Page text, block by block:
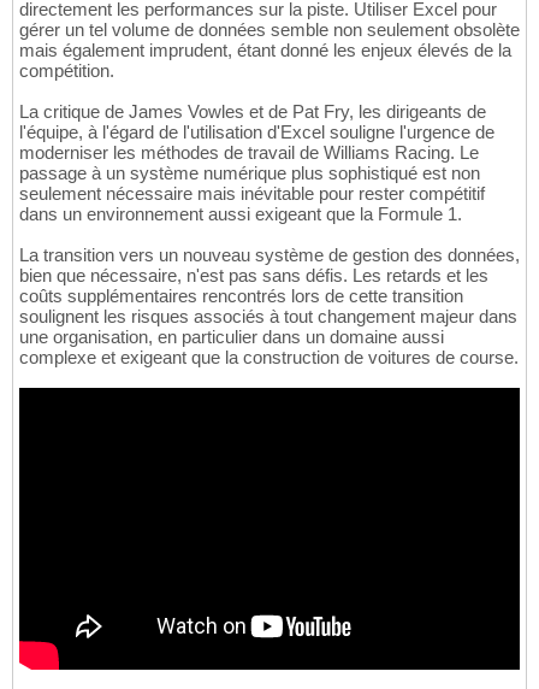
directement les performances sur la piste. Utiliser Excel pour
gérer un tel volume de données semble non seulement obsolète
mais également imprudent, étant donné les enjeux élevés de la
compétition.
La critique de James Vowles et de Pat Fry, les dirigeants de
l'équipe, à l'égard de l'utilisation d'Excel souligne l'urgence de
moderniser les méthodes de travail de Williams Racing. Le
passage à un système numérique plus sophistiqué est non
seulement nécessaire mais inévitable pour rester compétitif
dans un environnement aussi exigeant que la Formule 1.
La transition vers un nouveau système de gestion des données,
bien que nécessaire, n'est pas sans défis. Les retards et les
coûts supplémentaires rencontrés lors de cette transition
soulignent les risques associés à tout changement majeur dans
une organisation, en particulier dans un domaine aussi
complexe et exigeant que la construction de voitures de course.